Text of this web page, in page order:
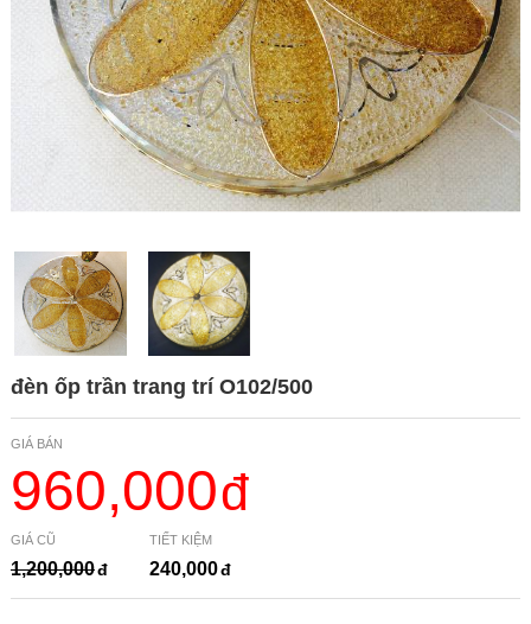
đèn ốp trần trang trí O102/500
GIÁ BÁN
960,000
GIÁ CŨ
1,200,000
TIẾT KIỆM
240,000